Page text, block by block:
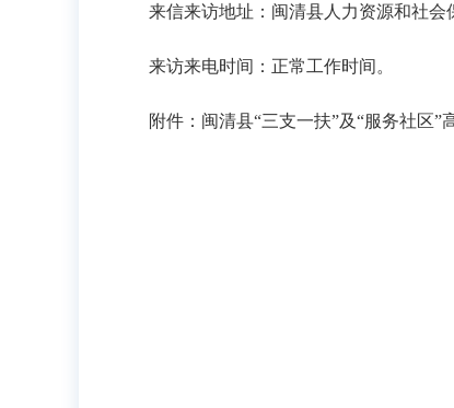
来信来访地址：闽清县人力资源和社会保
来访来电时间：正常工作时间。
附件：闽清县“三支一扶”及“服务社区”